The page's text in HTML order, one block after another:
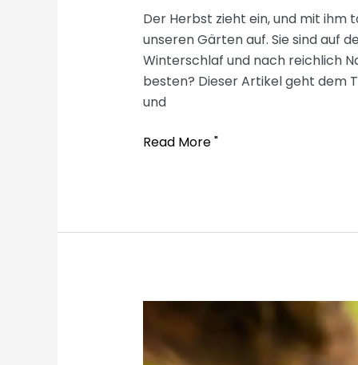
Der Herbst zieht ein, und mit
unseren Gärten auf. Sie sind auf
Winterschlaf und nach reichlich
besten? Dieser Artikel geht dem
und
Feeding
Read More "